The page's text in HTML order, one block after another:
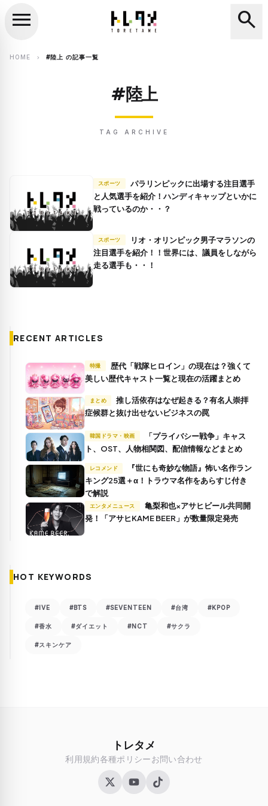
search
menu search
HOME chevron_right #陸上 の記事一覧
#陸上
TAG ARCHIVE
スポーツ
と人気選手を紹介！ハンディキャップといかに
戦っているのか・・？
スポーツ
注目選手を紹介！！世界には、議員をしながら
走る選手も・・！
RECENT ARTICLES
特撮
美しい歴代キャスト一覧と現在の活躍まとめ
まとめ
推し活依存はなぜ起きる？有名人崇拝
症候群と抜け出せないビジネスの罠
韓国ドラマ・映画
ト、OST、人物相関図、配信情報などまとめ
レコメンド
キング25選＋α！トラウマ名作をあらすじ付き
で解説
エンタメニュース
発！「アサヒKAME BEER」が数量限定発売
HOT KEYWORDS
#IVE #BTS #SEVENTEEN #台湾 #KPOP
#香水 #ダイエット #NCT #サクラ
#スキンケア
トレタメ
利用規約各種ポリシーお問い合わせ